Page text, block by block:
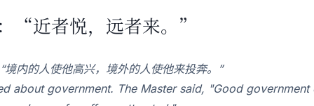
“近者悦，远者来。”
内的人使他高兴，境外的人使他来投奔。”
about government. The Master said, "Good